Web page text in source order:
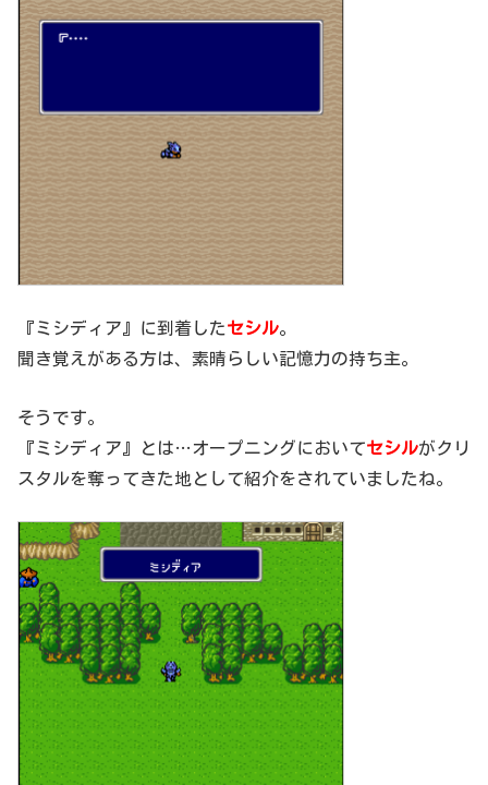
『ミシディア』に到着したセシル。
聞き覚えがある方は、素晴らしい記憶力の持ち主。
そうです。
『ミシディア』とは…オープニングにおいてセシルがクリ
スタルを奪ってきた地として紹介をされていましたね。